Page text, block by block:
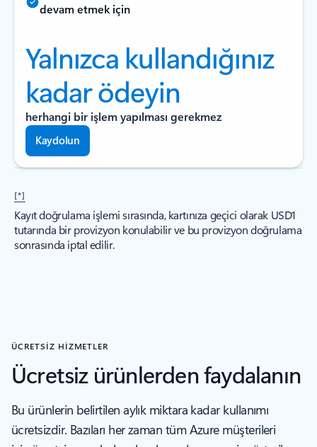
devam etmek için
Yalnızca kullandığınız
kadar ödeyin
herhangi bir işlem yapılması gerekmez
Kaydolun
[*]
Kayıt doğrulama işlemi sırasında, kartınıza geçici olarak USD1
tutarında bir provizyon konulabilir ve bu provizyon doğrulama
sonrasında iptal edilir.
ÜCRETSİZ HİZMETLER
Ücretsiz ürünlerden faydalanın
Bu ürünlerin belirtilen aylık miktara kadar kullanımı
ücretsizdir. Bazıları her zaman tüm Azure müşterileri